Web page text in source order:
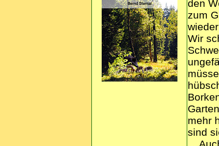
den
zum
Wir
mehr
sind